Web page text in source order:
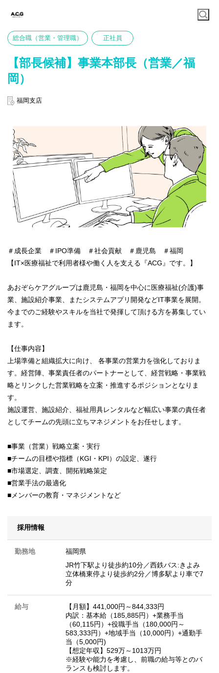
総合職（営業・管理職） 正社員
【部長候補】事業本部長（営業／福
岡）
福岡支店
＃成長企業 ＃IPO準備 ＃社会貢献 ＃鹿児島 ＃福岡
【IT×医療福祉で利用者様や働く人を支える『ACG』です。】
あおぞらケアグループは鹿児島・福岡を中心に医療福祉(介護)事
業、施設紹介事業、またシステムアプリ開発などIT事業を展開。
今までのご経験やスキルを当社で発揮して頂ける方を募集してい
ます。
【仕事内容】
上場準備と組織拡大に向け、 各事業の営業力を強化しておりま
す。経営陣、事業責任者のパートナーとして、経営戦略・事業戦
略とリンクした営業戦略を立案・推進するポジションとなりま
す。
施設運営、施設紹介、福祉用具レンタルなど幅広い事業の責任者
としてチームの先頭に立ちマネジメントをお任せします。
■事業（営業）戦略立案・実行
■チームの目標や指標（KGI・KPI）の設定、遂行
■市場選定、調査、開拓戦略策定
■営業手法の最適化
■メンバーの教育・マネジメントなど
採用情報
勤務地
福岡県
JR竹下駅より徒歩約10分／西鉄バス:きよみ
立体橋東停より徒歩約2分／博多駅より車で7
分
給与
【月額】441,000円～844,333円
内訳：基本給（185,885円）+業務手当
（60,115円）+役職手当（180,000円～
583,333円）+地域手当（10,000円）+通勤手
当（5,000円)
【想定年収】529万～1013万円
※経験や能力を考慮し、前職の給与等とのバ
ランスも検討します。